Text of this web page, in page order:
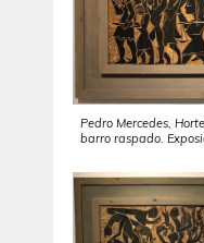
Pedro Mercedes,
barro raspado.